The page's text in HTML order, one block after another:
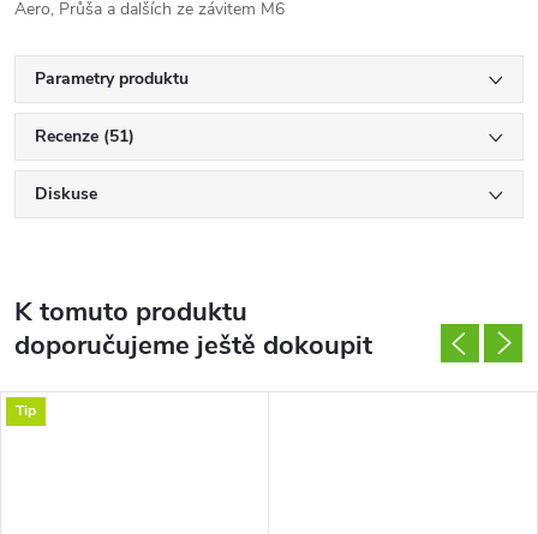
Aero, Průša a dalších ze závitem M6
Parametry produktu
Recenze (51)
Diskuse
K tomuto produktu
doporučujeme ještě dokoupit
Tip